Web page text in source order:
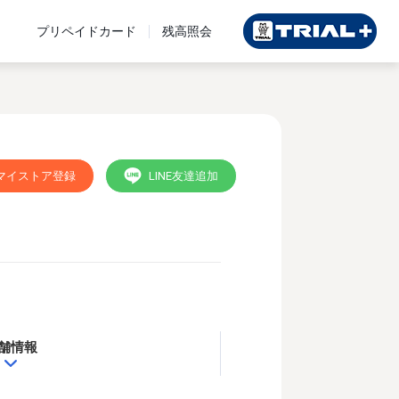
プリペイドカード 残高照会
イストア登録 LINE友達追加
情報